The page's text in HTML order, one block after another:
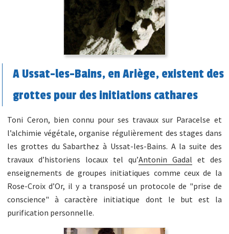
A Ussat-les-Bains, en Ariège, existent des
grottes pour des initiations cathares
Toni Ceron, bien connu pour ses travaux sur Paracelse et
l’alchimie végétale, organise régulièrement des stages dans
les grottes du Sabarthez à Ussat-les-Bains. A la suite des
travaux d’historiens locaux tel qu’Antonin Gadal et des
enseignements de groupes initiatiques comme ceux de la
Rose-Croix d’Or, il y a transposé un protocole de "prise de
conscience" à caractère initiatique dont le but est la
purification personnelle.